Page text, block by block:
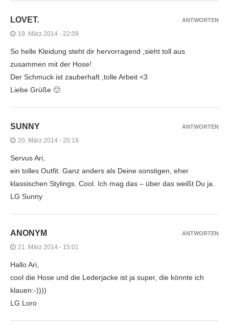
LOVET.
19. März 2014 - 22:09
So helle Kleidung steht dir hervorragend ,sieht toll aus
zusammen mit der Hose!
Der Schmuck ist zauberhaft ,tolle Arbeit <3
Liebe Grüße 🙂
ANTWORTEN
SUNNY
20. März 2014 - 20:19
Servus Ari,
ein tolles Outfit. Ganz anders als Deine sonstigen, eher
klassischen Stylings. Cool. Ich mag das – über das weißt Du ja.
LG Sunny
ANTWORTEN
ANONYM
21. März 2014 - 15:01
Hallo Ari,
cool die Hose und die Lederjacke ist ja super, die könnte ich
klauen:-))))
LG Loro
ANTWORTEN